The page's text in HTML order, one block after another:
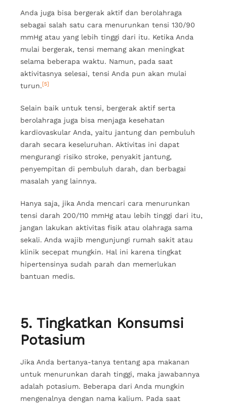
Anda juga bisa bergerak aktif dan berolahraga
sebagai salah satu cara menurunkan tensi 130/90
mmHg atau yang lebih tinggi dari itu. Ketika Anda
mulai bergerak, tensi memang akan meningkat
selama beberapa waktu. Namun, pada saat
aktivitasnya selesai, tensi Anda pun akan mulai
turun. [5]
Selain baik untuk tensi, bergerak aktif serta
berolahraga juga bisa menjaga kesehatan
kardiovaskular Anda, yaitu jantung dan pembuluh
darah secara keseluruhan. Aktivitas ini dapat
mengurangi risiko stroke, penyakit jantung,
penyempitan di pembuluh darah, dan berbagai
masalah yang lainnya.
Hanya saja, jika Anda mencari cara menurunkan
tensi darah 200/110 mmHg atau lebih tinggi dari itu,
jangan lakukan aktivitas fisik atau olahraga sama
sekali. Anda wajib mengunjungi rumah sakit atau
klinik secepat mungkin. Hal ini karena tingkat
hipertensinya sudah parah dan memerlukan
bantuan medis.
5. Tingkatkan Konsumsi
Potasium
Jika Anda bertanya-tanya tentang apa makanan
untuk menurunkan darah tinggi, maka jawabannya
adalah potasium. Beberapa dari Anda mungkin
mengenalnya dengan nama kalium. Pada saat